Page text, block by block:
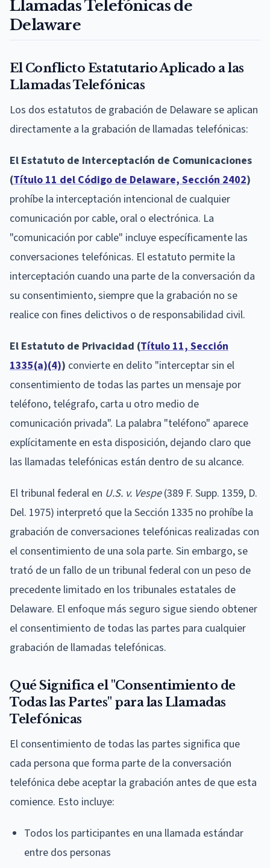
Llamadas Telefónicas de
Delaware
El Conflicto Estatutario Aplicado a las
Llamadas Telefónicas
Los dos estatutos de grabación de Delaware se aplican
directamente a la grabación de llamadas telefónicas:
El Estatuto de Interceptación de Comunicaciones
(Título 11 del Código de Delaware, Sección 2402)
prohíbe la interceptación intencional de cualquier
comunicación por cable, oral o electrónica. La
"comunicación por cable" incluye específicamente las
conversaciones telefónicas. El estatuto permite la
interceptación cuando una parte de la conversación da
su consentimiento, siempre que la grabación no se
realice con fines delictivos o de responsabilidad civil.
El Estatuto de Privacidad (Título 11, Sección
1335(a)(4)) convierte en delito "interceptar sin el
consentimiento de todas las partes un mensaje por
teléfono, telégrafo, carta u otro medio de
comunicación privada". La palabra "teléfono" aparece
explícitamente en esta disposición, dejando claro que
las llamadas telefónicas están dentro de su alcance.
El tribunal federal en U.S. v. Vespe(389 F. Supp. 1359, D.
Del. 1975) interpretó que la Sección 1335 no prohíbe la
grabación de conversaciones telefónicas realizadas con
el consentimiento de una sola parte. Sin embargo, se
trató de un fallo de un tribunal federal con un peso de
precedente limitado en los tribunales estatales de
Delaware. El enfoque más seguro sigue siendo obtener
el consentimiento de todas las partes para cualquier
grabación de llamadas telefónicas.
Qué Significa el "Consentimiento de
Todas las Partes" para las Llamadas
Telefónicas
El consentimiento de todas las partes significa que
cada persona que forma parte de la conversación
telefónica debe aceptar la grabación antes de que esta
comience. Esto incluye:
Todos los participantes en una llamada estándar
entre dos personas